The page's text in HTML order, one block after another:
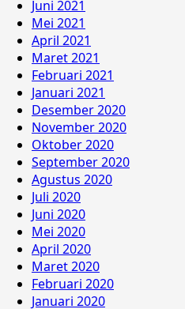
Juni 2021
Mei 2021
April 2021
Maret 2021
Februari 2021
Januari 2021
Desember 2020
November 2020
Oktober 2020
September 2020
Agustus 2020
Juli 2020
Juni 2020
Mei 2020
April 2020
Maret 2020
Februari 2020
Januari 2020